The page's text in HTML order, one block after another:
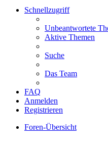
Schnellzugriff
Unbeantwortete
Aktive Themen
Suche
Das Team
FAQ
Anmelden
Registrieren
Foren-Übersicht